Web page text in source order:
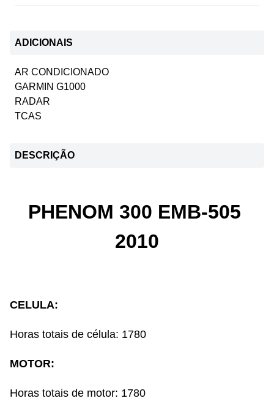
ADICIONAIS
AR CONDICIONADO
GARMIN G1000
RADAR
TCAS
DESCRIÇÃO
PHENOM 300 EMB-505
2010
CELULA:
Horas totais de célula: 1780
MOTOR:
Horas totais de motor: 1780